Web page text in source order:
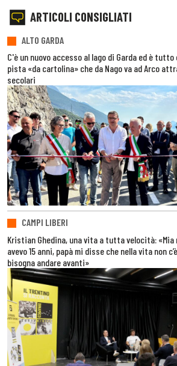
ARTICOLI CONSIGLIATI
ALTO GARDA
C'è un nuovo accesso al lago di Garda ed è
pista «da cartolina» che da Nago va ad Arco
secolari
CAMPI LIBERI
Kristian Ghedina, una vita a tutta velocità: «Mia
avevo 15 anni, papà mi disse che nella vita non
bisogna andare avanti»